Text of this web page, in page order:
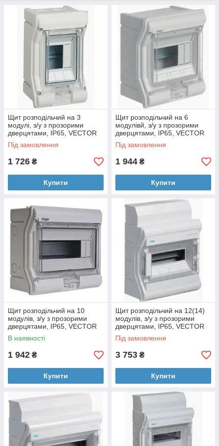
Корпуси щитів виготовляються з високоякісного полістиролу,
стійкого до механічних пошкоджень, температурних коливань
та ультрафіолетового випромінювання. Вони ідеально
підходять для встановлення як всередині будівель, так і на
відкритому повітрі:
Побутовий сектор:
приватні будинки, дачі, відкриті
Господарські приміщення:
гаражі, підвали,
котельні, приватні майстерні.
Комерційні та промислові об'єкти:
автомийки,
паркінги, склади, виробничі цехи.
Щит розподільчий на 3
модулі, з/у з прозорими
дверцятами, IP65, VECTOR
Під замовлення
1 726 ₴
Купити
Щит розподільчий на 6
модулівй, з/у з прозорими
дверцятами, IP65, VECTOR
Під замовлення
1 944 ₴
Купити
Щит розподільчий на 10
модулів, з/у з прозорими
дверцятами, IP65, VECTOR
В наявності
1 942 ₴
Купити
Щит розподільчий на 12(14)
модулів, з/у з прозорими
дверцятами, IP65, VECTOR
Під замовлення
3 753 ₴
Купити